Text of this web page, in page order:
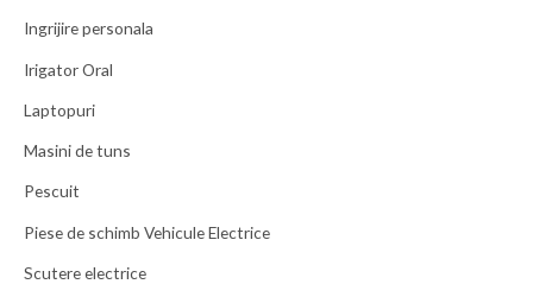
Ingrijire personala
Irigator Oral
Laptopuri
Masini de tuns
Pescuit
Piese de schimb Vehicule Electrice
Scutere electrice